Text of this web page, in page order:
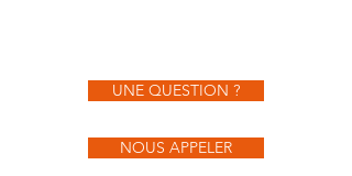
UNE QUESTION ?
NOUS APPELER